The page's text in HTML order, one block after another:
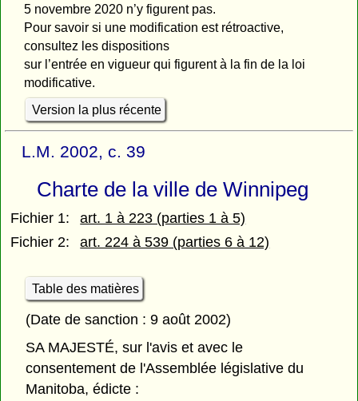
5 novembre 2020 n’y figurent pas.
Pour savoir si une modification est rétroactive,
consultez les dispositions
sur l’entrée en vigueur qui figurent à la fin de la loi
modificative.
Version la plus récente
L.M. 2002, c. 39
Charte de la ville de Winnipeg
Fichier 1:
art. 1 à 223 (parties 1 à 5)
Fichier 2:
art. 224 à 539 (parties 6 à 12)
Table des matières
(Date de sanction : 9 août 2002)
SA MAJESTÉ, sur l'avis et avec le
consentement de l'Assemblée législative du
Manitoba, édicte :